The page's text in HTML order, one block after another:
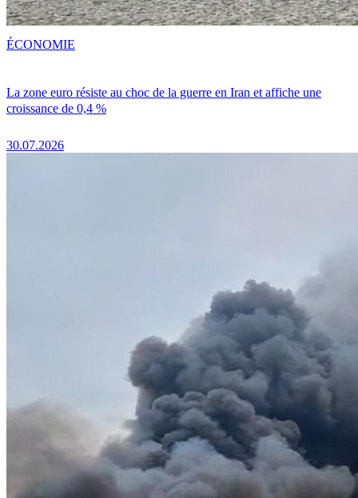
La zone euro résiste au choc de la guerre en Iran et affiche une
croissance de 0,4 %
30.07.2026
ÉCONOMIE